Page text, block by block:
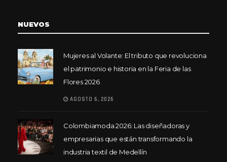
NUEVOS
Mujeres al Volante: El tributo que revoluciona
el patrimonio e historia en la Feria de las
Flores 2026
AGOSTO 6, 2026
Colombiamoda 2026: Las diseñadoras y
empresarias que están transformando la
industria textil de Medellín